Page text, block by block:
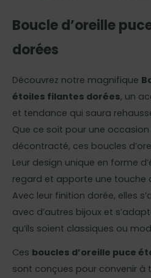
Boucle d’oreille
dorées
Découvrez notre magnifique
étoiles filantes dorées, un
et tendance qui saura
Que ce soit pour une
décontracté, ces boucles
Leur design unique en forme
regard et apporte une touche
Avec leur finition dorée, elles
avec d’autres bijoux et
qu’ils soient classiques ou
Ces boucles d’oreille puce
sont conçues pour convenir à